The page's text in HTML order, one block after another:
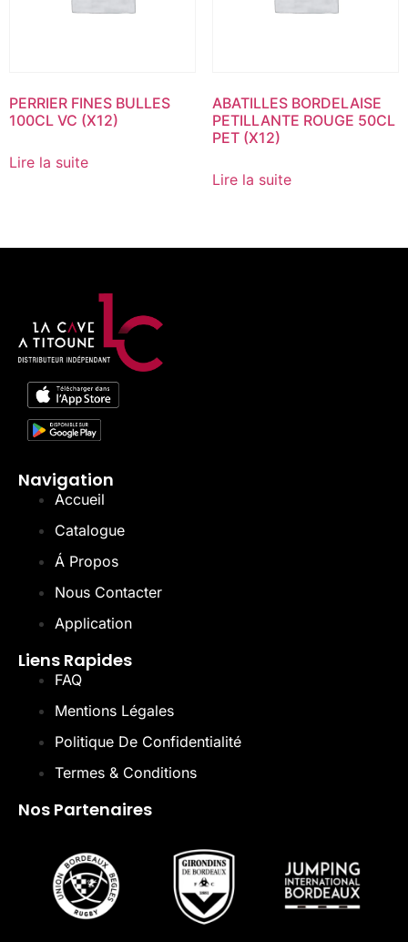
PERRIER FINES BULLES
100CL VC (X12)
Lire la suite
ABATILLES BORDELAISE
PETILLANTE ROUGE 50CL
PET (X12)
Lire la suite
Navigation
Accueil
Catalogue
Á Propos
Nous Contacter
Application
Liens Rapides
FAQ
Mentions Légales
Politique De Confidentialité
Termes & Conditions
Nos Partenaires